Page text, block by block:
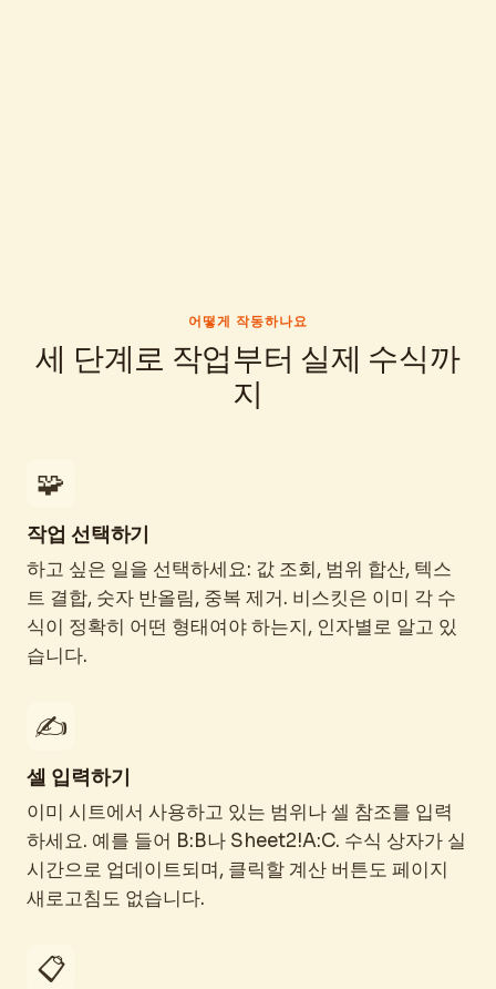
어떻게 작동하나요
세 단계로 작업부터 실제 수식까
지
🧩
작업 선택하기
하고 싶은 일을 선택하세요: 값 조회, 범위 합산, 텍스
트 결합, 숫자 반올림, 중복 제거. 비스킷은 이미 각 수
식이 정확히 어떤 형태여야 하는지, 인자별로 알고 있
습니다.
✍️
셀 입력하기
이미 시트에서 사용하고 있는 범위나 셀 참조를 입력
하세요. 예를 들어 B:B나 Sheet2!A:C. 수식 상자가 실
시간으로 업데이트되며, 클릭할 계산 버튼도 페이지
새로고침도 없습니다.
📋